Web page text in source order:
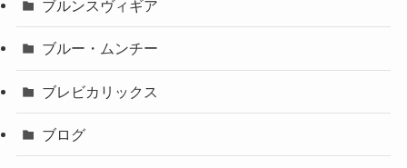
ブルンスヴィギア
ブルー・ムンチー
ブレビカリックス
ブログ